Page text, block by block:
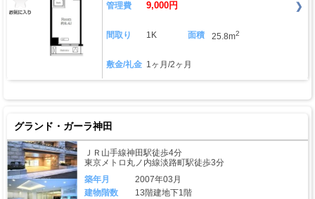
管理費 9,000円
間取り 1K 面積 25.8m2
敷金/礼金 1ヶ月/2ヶ月
グランド・ガーラ神田
ＪＲ山手線神田駅徒歩4分
東京メトロ丸ノ内線淡路町駅徒歩3分
築年月
2007年03月
建物階数
13階建地下1階